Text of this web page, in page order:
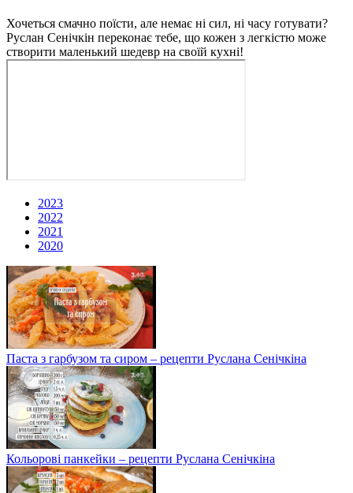
Хочеться смачно поїсти, але немає ні сил, ні часу готувати?
Руслан Сенічкін переконає тебе, що кожен з легкістю може
створити маленький шедевр на своїй кухні!
2023
2022
2021
2020
Паста з гарбузом та сиром – рецепти Руслана Сенічкіна
Кольорові панкейки – рецепти Руслана Сенічкіна